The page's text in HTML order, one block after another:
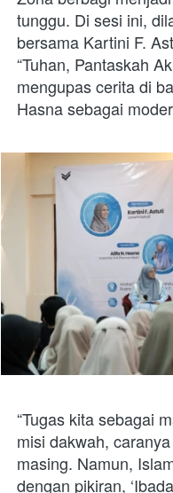
tunggu. Di sesi ini,
bersama Kartini F.
“Tuhan, Pantaskah
mengupas cerita di
Hasna sebagai
“Tugas kita sebagai
misi dakwah,
masing. Namun,
dengan pikiran,